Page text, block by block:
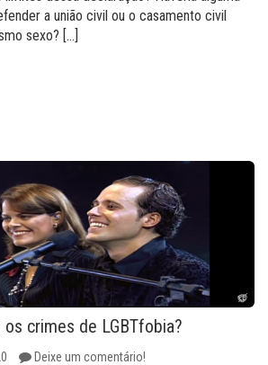
a união civil ou o casamento civil
sexo? […]
crimes de LGBTfobia?
Deixe um comentário!